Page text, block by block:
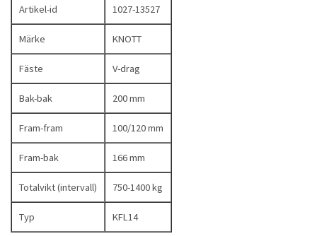
Artikel-id 1027-13527
Märke KNOTT
Fäste V-drag
Bak-bak 200 mm
Fram-fram 100/120 mm
Fram-bak 166 mm
Totalvikt (intervall) 750-1400 kg
Typ KFL14